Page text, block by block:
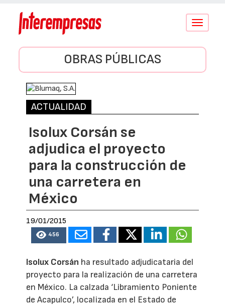
Conmutar
OBRAS PÚBLICAS
ACTUALIDAD
Isolux Corsán se
adjudica el proyecto
para la construcción de
una carretera en
México
19/01/2015
456
Isolux Corsán ha resultado adjudicataria del
proyecto para la realización de una carretera
en México. La calzada ‘Libramiento Poniente
de Acapulco’, localizada en el Estado de